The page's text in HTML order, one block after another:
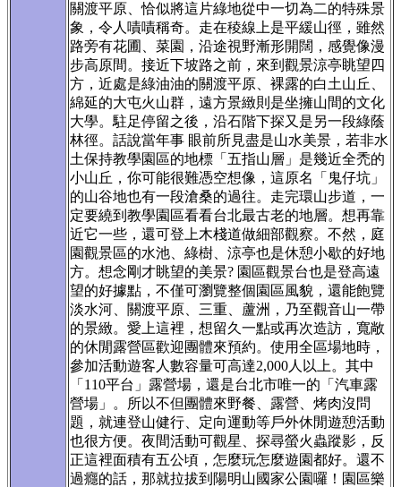
關渡平原、恰似將這片綠地從中一切為二的特殊景
象，令人嘖嘖稱奇。走在稜線上是平緩山徑，雖然
路旁有花圃、菜園，沿途視野漸形開闊，感覺像漫
步高原間。接近下坡路之前，來到觀景涼亭眺望四
方，近處是綠油油的關渡平原、裸露的白土山丘、
綿延的大屯火山群，遠方景緻則是坐擁山間的文化
大學。駐足停留之後，沿石階下探又是另一段綠蔭
林徑。話說當年事 眼前所見盡是山水美景，若非水
土保持教學園區的地標「五指山層」是幾近全禿的
小山丘，你可能很難憑空想像，這原名「鬼仔坑」
的山谷地也有一段滄桑的過往。走完環山步道，一
定要繞到教學園區看看台北最古老的地層。想再靠
近它一些，還可登上木棧道做細部觀察。不然，庭
園觀景區的水池、綠樹、涼亭也是休憩小歇的好地
方。想念剛才眺望的美景? 園區觀景台也是登高遠
望的好據點，不僅可瀏覽整個園區風貌，還能飽覽
淡水河、關渡平原、三重、蘆洲，乃至觀音山一帶
的景緻。愛上這裡，想留久一點或再次造訪，寬敞
的休閒露營區歡迎團體來預約。使用全區場地時，
參加活動遊客人數容量可高達2,000人以上。其中
「110平台」露營場，還是台北市唯一的「汽車露
營場」。所以不但團體來野餐、露營、烤肉沒問
題，就連登山健行、定向運動等戶外休閒遊憩活動
也很方便。夜間活動可觀星、探尋螢火蟲蹤影，反
正這裡面積有五公頃，怎麼玩怎麼遊園都好。還不
過癮的話，那就拉拔到陽明山國家公園囉！園區樂